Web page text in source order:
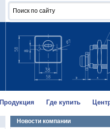
Продукция Где купить
Новости компании